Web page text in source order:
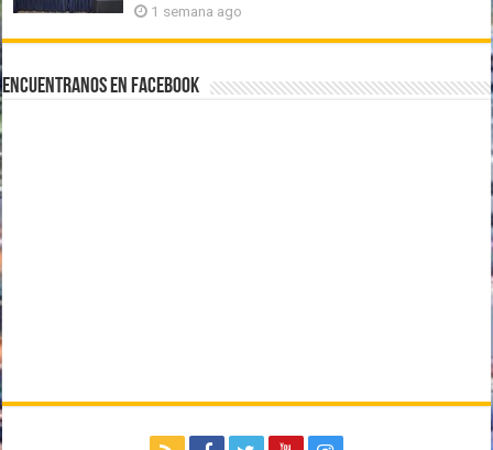
1 semana ago
Encuentranos en Facebook